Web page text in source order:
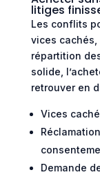
litiges
Les conflits
vices
répartition
solide,
retrouver en
Vices
Demande